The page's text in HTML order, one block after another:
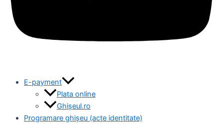
E-payment
Plata online
Ghișeul.ro
Programare ghișeu (acte identitate)